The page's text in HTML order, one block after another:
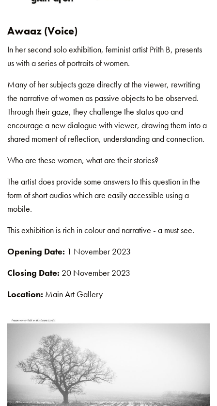
Awaaz (Voice)
In her second solo exhibition, feminist artist Prith B, presents
us with a series of portraits of women.
Many of her subjects gaze directly at the viewer, rewriting
the narrative of women as passive objects to be observed.
Through their gaze, they challenge the status quo and
encourage a new dialogue with viewer, drawing them into a
shared moment of reflection, understanding and connection.
Who are these women, what are their stories?
The artist does provide some answers to this question in the
form of short audios which are easily accessible using a
mobile.
This exhibition is rich in colour and narrative - a must see.
Opening Date: 1 November 2023
Closing Date: 20 November 2023
Location: Main Art Gallery